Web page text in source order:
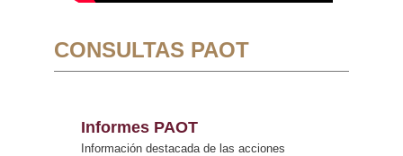
CONSULTAS PAOT
Informes PAOT
Información destacada de las acciones